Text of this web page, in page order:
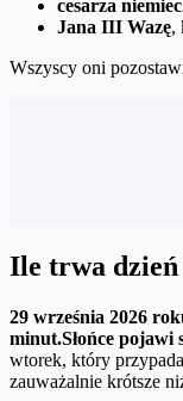
cesarza
Jana III Wazę,
Wszyscy oni
Ile trwa dzień
29 września 2026
minut.Słońce pojawi
wtorek, który
zauważalnie krótsze